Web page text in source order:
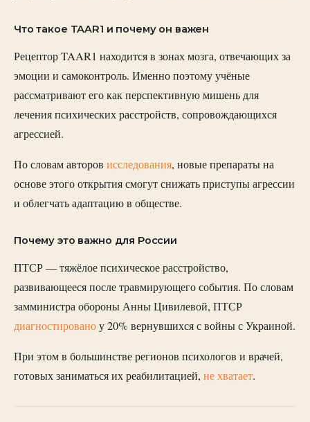
Что такое TAAR1 и почему он важен
Рецептор TAAR1 находится в зонах мозга, отвечающих за
эмоции и самоконтроль. Именно поэтому учёные
рассматривают его как перспективную мишень для
лечения психических расстройств, сопровождающихся
агрессией.
По словам авторов исследования, новые препараты на
основе этого открытия смогут снижать приступы агрессии
и облегчать адаптацию в обществе.
Почему это важно для России
ПТСР — тяжёлое психическое расстройство,
развивающееся после травмирующего события. По словам
замминистра обороны Анны Цивилевой, ПТСР
диагностированоу 20% вернувшихся с войны с Украиной.
При этом в большинстве регионов психологов и врачей,
готовых заниматься их реабилитацией, не хватает.